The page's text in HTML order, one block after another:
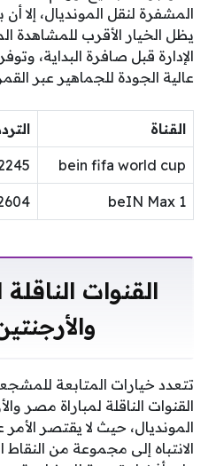
المشفرة لنقل المونديال، إلا
يظل الخيار الأقرب للمشاهدة
الإدارة قبل صافرة البداية،
عالية الجودة للجماهير عبر
القناة
bein fifa world cup
12245
beIN Max 1
12604
القنوات
تتعدد خيارات المتابعة
القنوات الناقلة لمباراة مصر
المونديال، حيث لا يقتصر
الانتباه إلى مجموعة من